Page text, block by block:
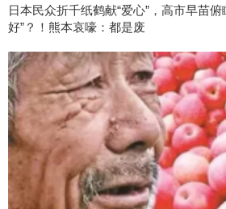
日本民众折千纸鹤献“爱心”，高市早苗
好”？！熊本哀嚎：都是废